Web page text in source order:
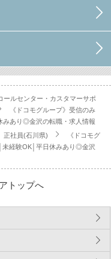
ールセンター・カスタマーサポ
《ドコモグループ》受信のみ
みあり◎金沢の転職・求人情報
正社員(石川県)
《ドコモグ
未経験OK│平日休みあり◎金沢
トップへ